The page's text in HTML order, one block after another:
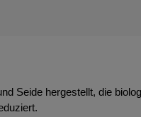
Seide hergestellt, die